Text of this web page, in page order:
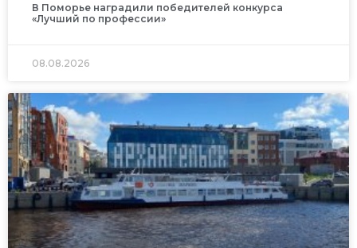
В Поморье наградили победителей конкурса
«Лучший по профессии»
08.08.2026